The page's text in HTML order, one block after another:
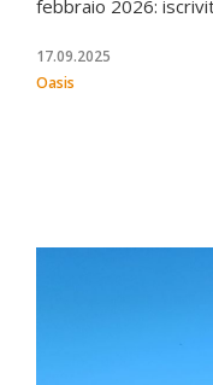
febbraio 2026:
17.09.2025
Oasis